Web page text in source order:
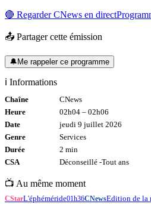
🔴 RegarderCNews en direct
📤 Partager cette émission
🔔Me rappeler ce programme
ℹ️ Informations
Chaîne
CNews
Heure
02h04 – 02h06
Date
jeudi 9 juillet 2026
Genre
Services
Durée
2 min
CSA
Déconseillé -Tout ans
📺 Au même moment
CStarL'éphéméride01h36CNewsEdition de la